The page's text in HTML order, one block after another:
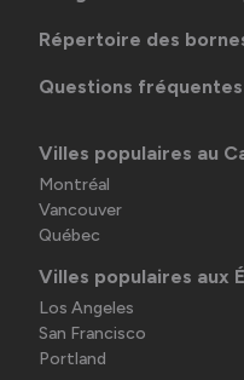
Répertoire des
Questions
Villes populaires au
Montréal
Vancouver
Québec
Villes populaires aux
Los Angeles
San Francisco
Portland